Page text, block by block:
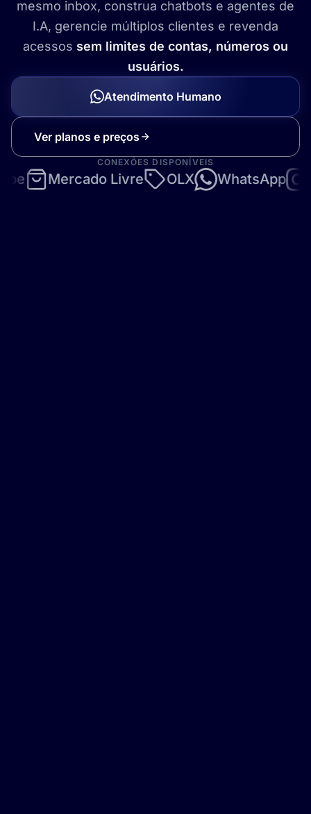
mesmo inbox, construa chatbots e agentes de
I.A, gerencie múltiplos clientes e revenda
acessos sem limites de contas, números ou
usuários.
Atendimento Humano
Ver planos e preços
CONEXÕES DISPONÍVEIS
Mercado Livre OLX WhatsApp